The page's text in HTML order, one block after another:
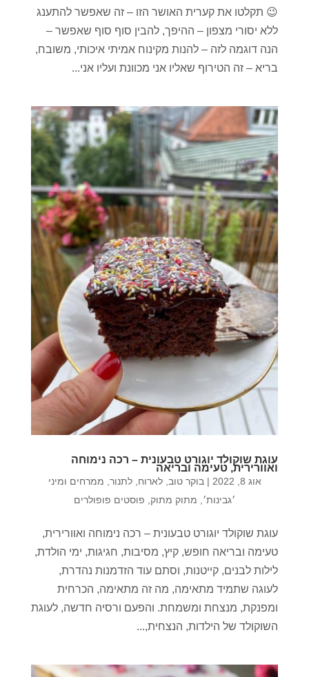
😉 תקלטו את קערית האושר הזו – זה שאפשר להתענג
ללא יסורי מצפון – ההיפך, להבין סוף סוף שאפשר –
הנה דוגמה לזה – להנות מקינוח אמיתי איכותי, משובח,
בריא – זה הטירוף שאליו אני מכוונת ועליו אני...
עוגת שוקולד יוגורט טבעונית – רכה נימוחה
ואוורירית, טעימה ובריאה
אוג 8, 2022 |בוקר טוב,לארוח,לתנור, ממרחים ומיני
׳גבינות׳, מתוק מתוק, פוסטים פופולרים
עוגת שוקולד יוגורט טבעונית – רכה נימוחה ואוורירית,
טעימה ובריאה חופש, קיץ, מסיבות, חגיגות, ימי הולדת,
לילות לבנים, קייטנות, וסתם עוד הזדמנות נהדרת,
לעוגה שתמיד מתאימה, מה זה מתאימה, הכרחית
ומפנקת, מנצחת ומשמחת. והפעם ורסיה חדשה, לעוגת
השוקולד של הילדות, הנצחית,...